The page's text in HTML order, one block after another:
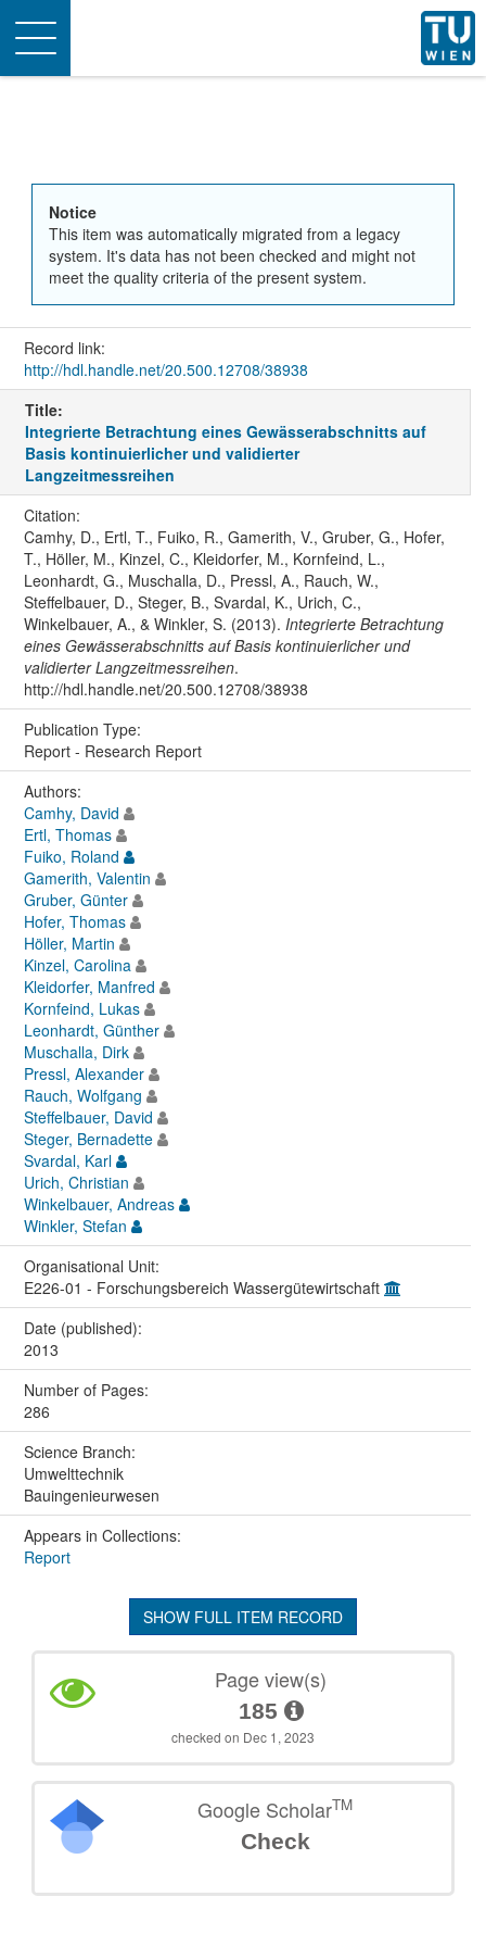
Toggle
navigation
Notice
This item was automatically migrated from a legacy
system. It's data has not been checked and might not
meet the quality criteria of the present system.
Record link:
http://hdl.handle.net/20.500.12708/38938
Title:
Integrierte Betrachtung eines Gewässerabschnitts auf
Basis kontinuierlicher und validierter
Langzeitmessreihen
Citation:
Camhy, D., Ertl, T., Fuiko, R., Gamerith, V., Gruber, G., Hofer,
T., Höller, M., Kinzel, C., Kleidorfer, M., Kornfeind, L.,
Leonhardt, G., Muschalla, D., Pressl, A., Rauch, W.,
Steffelbauer, D., Steger, B., Svardal, K., Urich, C.,
Winkelbauer, A., & Winkler, S. (2013). Integrierte Betrachtung
eines Gewässerabschnitts auf Basis kontinuierlicher und
validierter Langzeitmessreihen.
http://hdl.handle.net/20.500.12708/38938
Publication Type:
Report - Research Report
Authors:
Camhy, David
Ertl, Thomas
Fuiko, Roland
Gamerith, Valentin
Gruber, Günter
Hofer, Thomas
Höller, Martin
Kinzel, Carolina
Kleidorfer, Manfred
Kornfeind, Lukas
Leonhardt, Günther
Muschalla, Dirk
Pressl, Alexander
Rauch, Wolfgang
Steffelbauer, David
Steger, Bernadette
Svardal, Karl
Urich, Christian
Winkelbauer, Andreas
Winkler, Stefan
Organisational Unit:
E226-01 - Forschungsbereich Wassergütewirtschaft
Date (published):
2013
Number of Pages:
286
Science Branch:
Umwelttechnik
Bauingenieurwesen
Appears in Collections:
Report
SHOW FULL ITEM RECORD
Page view(s)
185
checked on Dec 1, 2023
Google ScholarTM
Check